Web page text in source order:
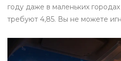
году даже в маленьких
требуют 4,85. Вы не можете